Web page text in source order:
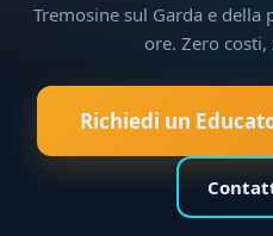
Tremosine sul Garda e
ore. Zero
Richiedi un